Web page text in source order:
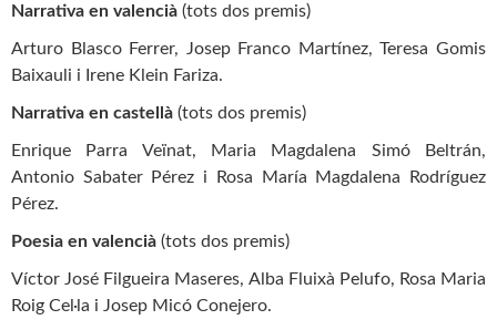
Narrativa en valencià (tots dos premis)
Arturo Blasco Ferrer, Josep Franco Martínez, Teresa Gomis
Baixauli i Irene Klein Fariza.
Narrativa en castellà (tots dos premis)
Enrique Parra Veïnat, Maria Magdalena Simó Beltrán,
Antonio Sabater Pérez i Rosa María Magdalena Rodríguez
Pérez.
Poesia en valencià (tots dos premis)
Víctor José Filgueira Maseres, Alba Fluixà Pelufo, Rosa Maria
Roig Cel·la i Josep Micó Conejero.